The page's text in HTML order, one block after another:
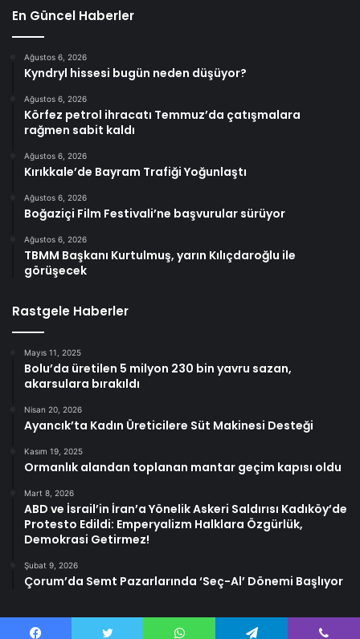
En Güncel Haberler
Ağustos 6, 2026
Kyndryl hissesi bugün neden düşüyor?
Ağustos 6, 2026
Körfez petrol ihracatı Temmuz’da çatışmalara
rağmen sabit kaldı
Ağustos 6, 2026
Kırıkkale’de Bayram Trafiği Yoğunlaştı
Ağustos 6, 2026
Boğaziçi Film Festivali’ne başvurular sürüyor
Ağustos 6, 2026
TBMM Başkanı Kurtulmuş, yarın Kılıçdaroğlu ile
görüşecek
Rastgele Haberler
Mayıs 11, 2025
Bolu’da üretilen 5 milyon 230 bin yavru sazan,
akarsulara bırakıldı
Nisan 20, 2026
Ayancık’ta Kadın Üreticilere Süt Makinesi Desteği
Kasım 19, 2025
Ormanlık alandan toplanan mantar geçim kapısı oldu
Mart 8, 2026
ABD ve İsrail’in İran’a Yönelik Askeri Saldırısı Kadıköy’de
Protesto Edildi: Emperyalizm Halklara Özgürlük,
Demokrasi Getirmez!
Şubat 9, 2026
Çorum’da Semt Pazarlarında ‘Seç-Al’ Dönemi Başlıyor